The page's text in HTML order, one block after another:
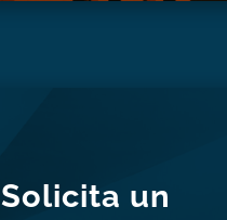
Solicita un